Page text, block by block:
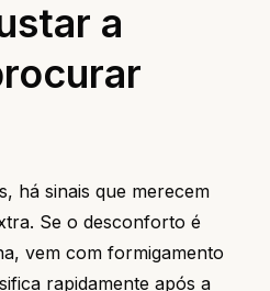
a
há sinais que merecem
Se o desconforto é
vem com formigamento
rapidamente após a